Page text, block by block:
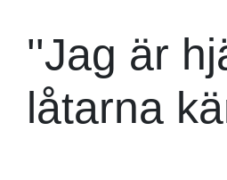
''Jag är
låtarna